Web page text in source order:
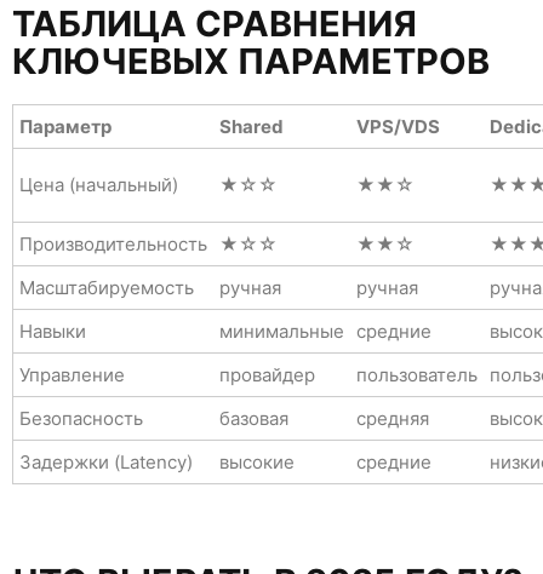
ТАБЛИЦА СРАВНЕНИЯ
КЛЮЧЕВЫХ ПАРАМЕТРОВ
Параметр Shared VPS/VDS
Цена (начальный) ★☆☆ ★★☆
Производительность ★☆☆ ★★☆
Масштабируемость
ручная ручная
Навыки
минимальные средние
Управление
провайдер пользователь
Безопасность
базовая средняя
Задержки (Latency)
высокие средние